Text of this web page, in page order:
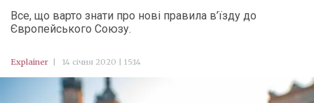
Все, що варто знати про нові правила в’їзду до
Європейського Союзу.
Explainer 14 січня 2020 | 15:14